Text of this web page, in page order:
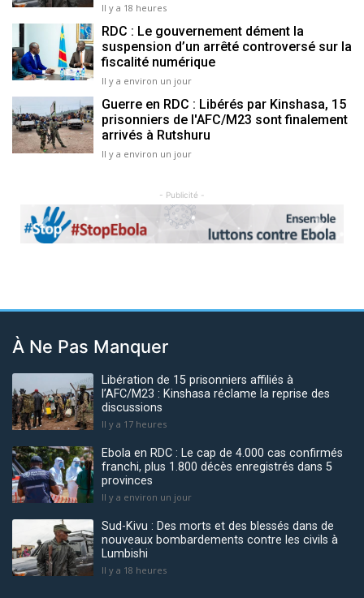
Il y a 18 heures
RDC : Le gouvernement dément la
suspension d’un arrêté controversé sur la
fiscalité numérique
Il y a environ un jour
Guerre en RDC : Libérés par Kinshasa, 15
prisonniers de l'AFC/M23 sont finalement
arrivés à Rutshuru
Il y a environ un jour
- Publicité -
Previous Next
À Ne Pas Manquer
Libération de 15 prisonniers affiliés à
l’AFC/M23 : Kinshasa réclame la reprise des
discussions
Il y a 17 heures
Ebola en RDC : Le cap de 4.000 cas confirmés
franchi, plus 1.800 décès enregistrés dans 5
provinces
Il y a environ un jour
Sud-Kivu : Des morts et des blessés dans de
nouveaux bombardements contre les civils à
Lumbishi
Il y a 18 heures